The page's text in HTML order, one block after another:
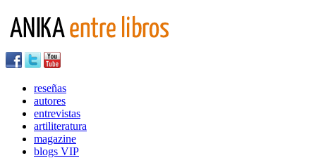
reseñas
autores
entrevistas
artiliteratura
magazine
blogs VIP